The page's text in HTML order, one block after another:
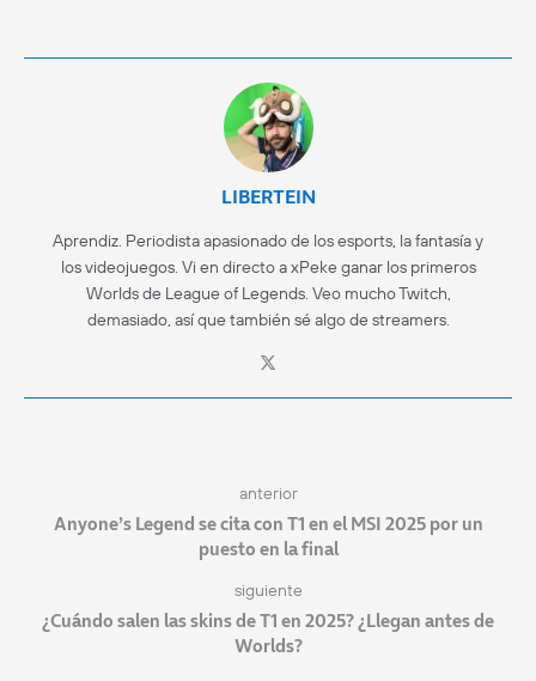
LIBERTEIN
Aprendiz. Periodista apasionado de los esports, la fantasía y
los videojuegos. Vi en directo a xPeke ganar los primeros
Worlds de League of Legends. Veo mucho Twitch,
demasiado, así que también sé algo de streamers.
anterior
Anyone’s Legend se cita con T1 en el MSI 2025 por un
puesto en la final
siguiente
¿Cuándo salen las skins de T1 en 2025? ¿Llegan antes de
Worlds?